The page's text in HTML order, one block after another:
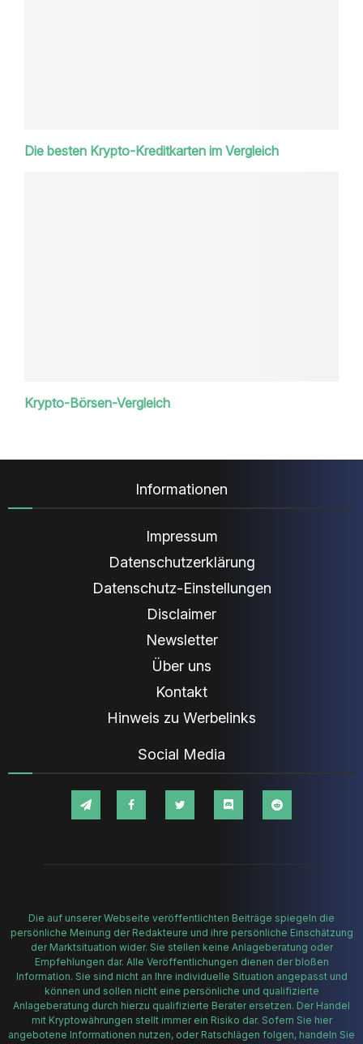
Die besten Krypto-Kreditkarten im Vergleich
Krypto-Börsen-Vergleich
Informationen
Impressum
Datenschutzerklärung
Datenschutz-Einstellungen
Disclaimer
Newsletter
Über uns
Kontakt
Hinweis zu Werbelinks
Social Media
Die auf unserer Webseite veröffentlichten Beiträge spiegeln die
persönliche Meinung der Redakteure und ihre persönliche Einschätzung
der Marktsituation wider. Sie stellen keine Anlageberatung oder
Empfehlungen dar. Alle Veröffentlichungen dienen der bloßen
Information. Sie sind nicht an Ihre individuelle Situation angepasst und
können und sollen nicht eine persönliche und qualifizierte
Anlageberatung durch hierzu qualifizierte Berater ersetzen. Der Handel
mit Kryptowährungen stellt immer ein Risiko dar. Sofern Sie hier
angebotene Informationen nutzen, oder Ratschlägen folgen, handeln Sie